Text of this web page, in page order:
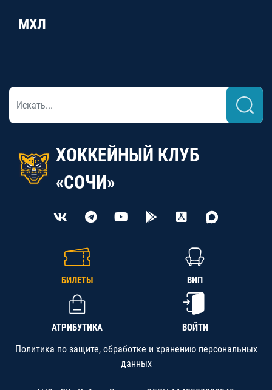
МХЛ
ХОККЕЙНЫЙ КЛУБ
«СОЧИ»
БИЛЕТЫ ВИП
АТРИБУТИКА ВОЙТИ
Политика по защите, обработке и хранению персональных
данных